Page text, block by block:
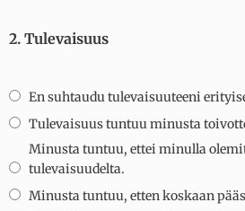
2. Tulevaisuus
En suhtaudu tulevaisuuteeni
Tulevaisuus tuntuu minusta
Minusta tuntuu, ettei minulla
tulevaisuudelta.
Minusta tuntuu, etten koskaan